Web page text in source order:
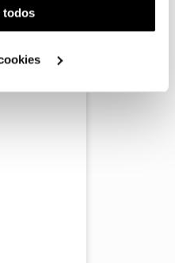
Pode gerir a
em "Configurar
todos